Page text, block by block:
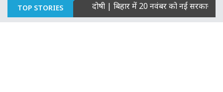
TOP STORIES
का माना दोषी बिहार में 20 नवंबर को नई सरकार का शपथ